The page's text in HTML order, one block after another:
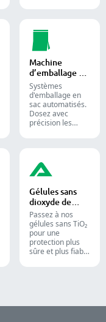
votre processus
de
conditionnement
pharmaceutique
grâce à nos
diverses solutions
de comptage de
formes solides.
Machine
d’emballage en
sac
Systèmes
d'emballage en
sac automatisés.
Dosez avec
précision les
lignes de
conditionnement
pharmaceutiques,
nutraceutiques et
alimentaires.
Gélules sans
dioxyde de
titane
Passez à nos
gélules sans TiO₂
pour une
protection plus
sûre et plus fiable